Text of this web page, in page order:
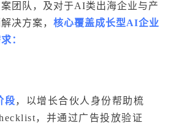
团队，及对于AI类出海企业与产
决方案， 核心覆盖成长型AI企业
：
段，以增长合伙人身份帮助梳
，并通过广告投放验证